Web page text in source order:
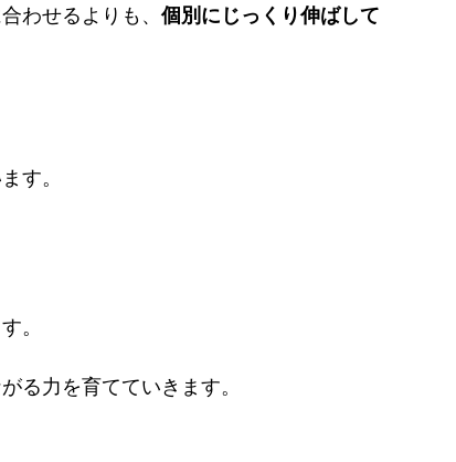
わせるよりも、 個別にじっくり伸ばして
す。
。
る力を育てていきます。